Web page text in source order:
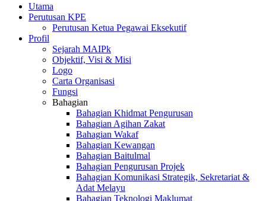
Utama
Perutusan KPE
Perutusan Ketua Pegawai Eksekutif
Profil
Sejarah MAIPk
Objektif, Visi & Misi
Logo
Carta Organisasi
Fungsi
Bahagian
Bahagian Khidmat Pengurusan
Bahagian Agihan Zakat
Bahagian Wakaf
Bahagian Kewangan
Bahagian Baitulmal
Bahagian Pengurusan Projek
Bahagian Komunikasi Strategik, Sekretariat &
Adat Melayu
Bahagian Teknologi Maklumat